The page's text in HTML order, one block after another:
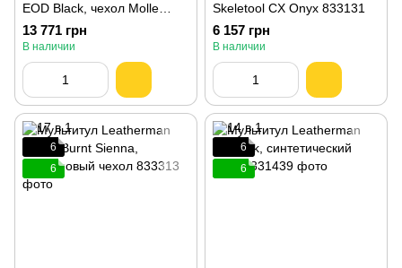
EOD Black, чехол Molle
оливковый, картонная
коробка 833119
13 771 грн
В наличии
Skeletool CX Onyx 833131
6 157 грн
В наличии
6
6
6
6